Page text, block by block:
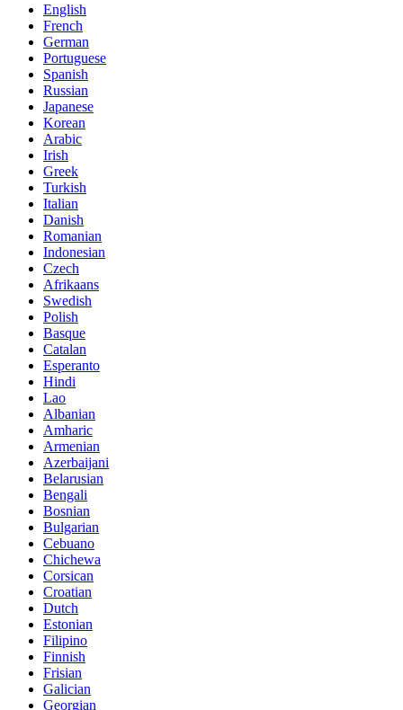
English
French
German
Portuguese
Spanish
Russian
Japanese
Korean
Arabic
Irish
Greek
Turkish
Italian
Danish
Romanian
Indonesian
Czech
Afrikaans
Swedish
Polish
Basque
Catalan
Esperanto
Hindi
Lao
Albanian
Amharic
Armenian
Azerbaijani
Belarusian
Bengali
Bosnian
Bulgarian
Cebuano
Chichewa
Corsican
Croatian
Dutch
Estonian
Filipino
Finnish
Frisian
Galician
Georgian